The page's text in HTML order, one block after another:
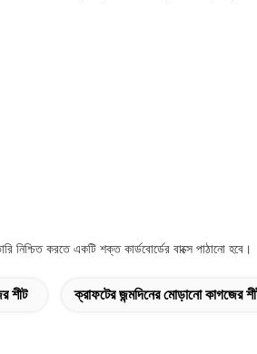
নিশ্চিত করতে একটি শক্ত কার্ডবোর্ডের বাক্সে পাঠানো হবে।
শীট ক্রাফটের জন্মদিনের মোড়ানো কাগজের